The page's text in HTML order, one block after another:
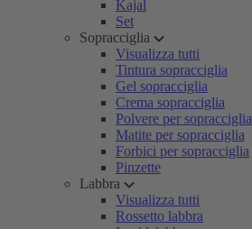
Kajal
Set
Sopracciglia
Visualizza tutti
Tintura sopracciglia
Gel sopracciglia
Crema sopracciglia
Polvere per sopracciglia
Matite per sopracciglia
Forbici per sopracciglia
Pinzette
Labbra
Visualizza tutti
Rossetto labbra